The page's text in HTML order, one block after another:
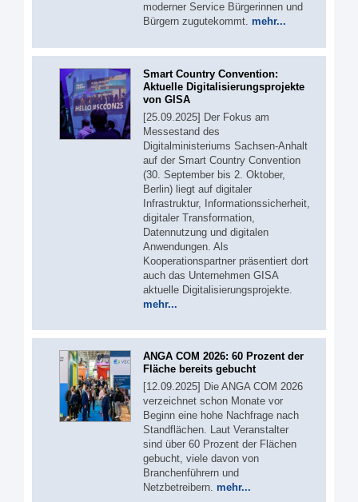
moderner Service Bürgerinnen und
Bürgern zugutekommt. mehr...
Smart Country Convention:
Aktuelle Digitalisierungsprojekte
von GISA
[25.09.2025] Der Fokus am
Messestand des
Digitalministeriums Sachsen-Anhalt
auf der Smart Country Convention
(30. September bis 2. Oktober,
Berlin) liegt auf digitaler
Infrastruktur, Informationssicherheit,
digitaler Transformation,
Datennutzung und digitalen
Anwendungen. Als
Kooperationspartner präsentiert dort
auch das Unternehmen GISA
aktuelle Digitalisierungsprojekte.
mehr...
ANGA COM 2026: 60 Prozent der
Fläche bereits gebucht
[12.09.2025] Die ANGA COM 2026
verzeichnet schon Monate vor
Beginn eine hohe Nachfrage nach
Standflächen. Laut Veranstalter
sind über 60 Prozent der Flächen
gebucht, viele davon von
Branchenführern und
Netzbetreibern. mehr...